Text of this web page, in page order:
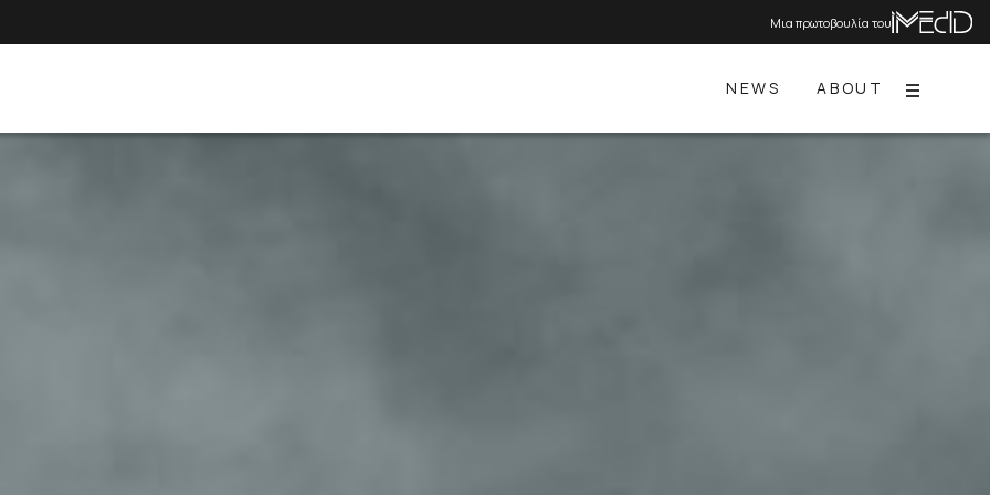
Μια πρωτοβουλία του
NEWS ABOUT Menu